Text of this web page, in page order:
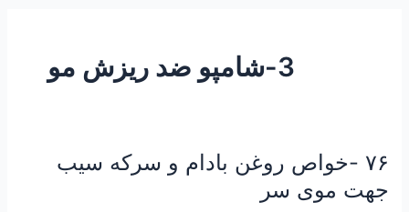
3-شامپو ضد ریزش مو
۷۶ -خواص روغن بادام و سرکه سیب
جهت موی سر
۷۶
روغن